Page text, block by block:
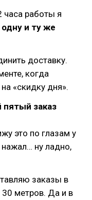
часа работы я
одну и ту же
доставку.
когда
«скидку дня».
заказ
это по глазам у
нажал… ну ладно,
заказы в
метров. Да и в